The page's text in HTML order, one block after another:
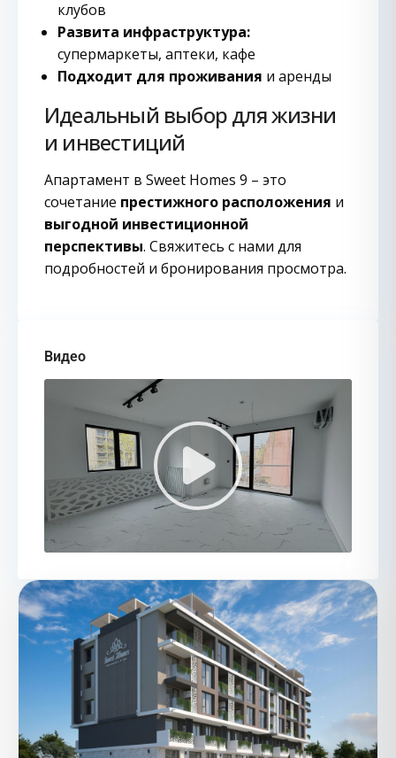
клубов
Развита инфраструктура:
супермаркеты, аптеки, кафе
Подходит для проживания и аренды
Идеальный выбор для жизни
и инвестиций
Апартамент в Sweet Homes 9 – это
сочетание престижного расположения и
выгодной инвестиционной
перспективы. Свяжитесь с нами для
подробностей и бронирования просмотра.
Видео